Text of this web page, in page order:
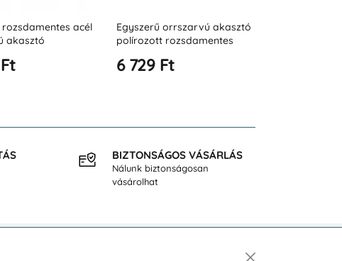
orrszarvú akasztó
Dupla fürdőszobai akasztó,
matt rozsdamentes acél
6 877 Ft
BIZTONSÁGOS VÁSÁRLÁS
Nálunk biztonságosan
vásárolhat